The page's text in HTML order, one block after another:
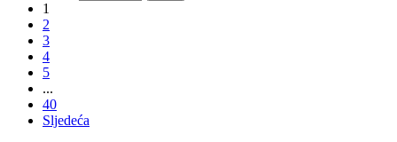
1
2
3
4
5
...
40
Sljedeća